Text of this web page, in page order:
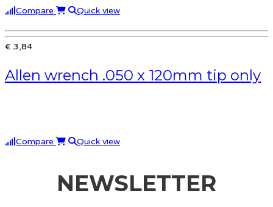
Compare Quick view
€ 3,84
Allen wrench .050 x 120mm tip only
Compare Quick view
NEWSLETTER